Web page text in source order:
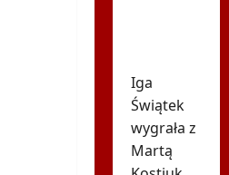
Iga
Świątek
wygrała z
Martą